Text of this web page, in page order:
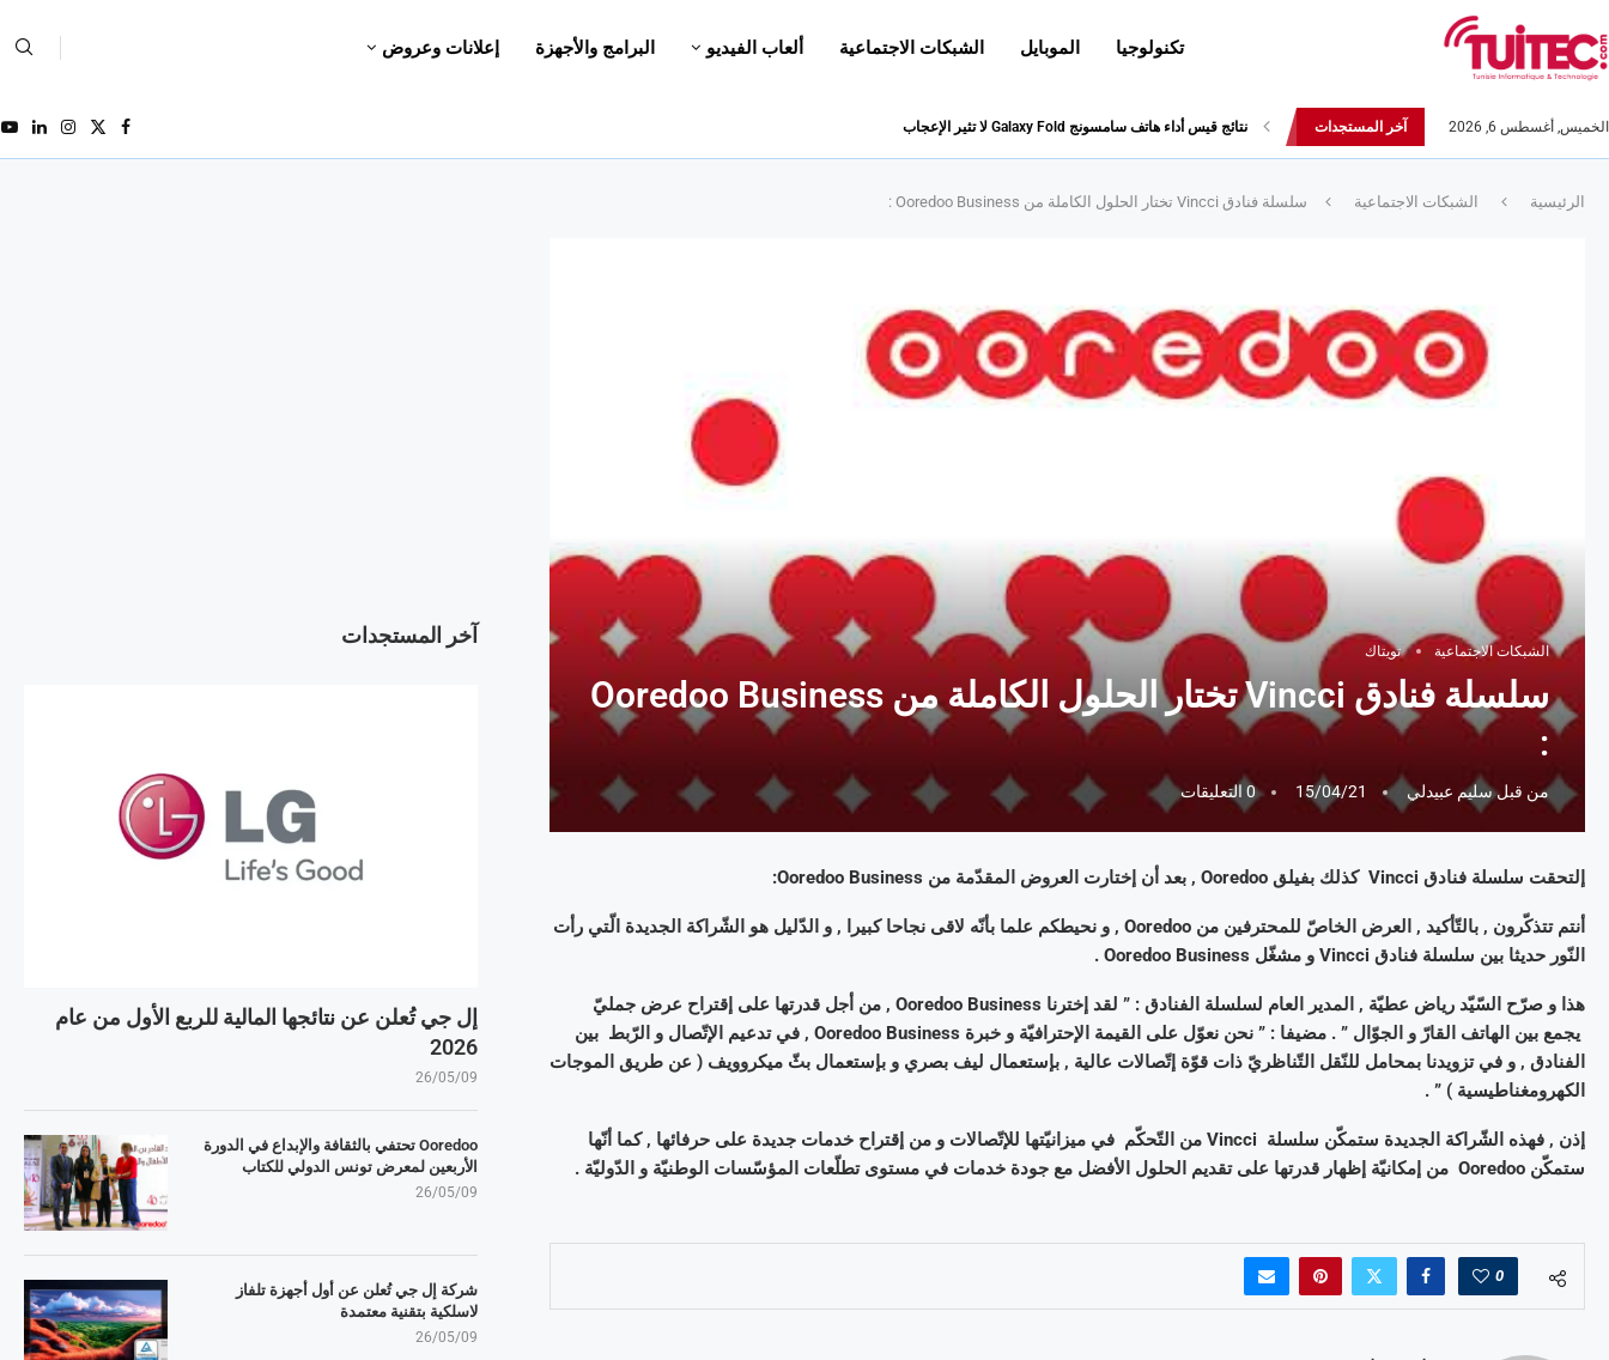
تكنولوجيا الموبايل الشبكات الاجتماعية ألعاب الفيديو البرامج والأجهزة إعلانات وعروض
الخميس, أغسطس 6, 2026 آخر المستجدات نتائج قيس أداء هاتف سامسونج Galaxy Fold لا تثير الإعجاب
الرئيسية الشبكات الاجتماعية سلسلة فنادق Vincci تختار الحلول الكاملة من Ooredoo Business :
الشبكات الاجتماعية تويتاك
سلسلة فنادق Vincci تختار الحلول الكاملة من Ooredoo Business
:
من قبلسليم عبيدلي 15/04/21 0 التعليقات
إلتحقت سلسلة فنادق Vincci كذلك بفيلق Ooredoo , بعد أن إختارت العروض المقدّمة من Ooredoo Business:
أنتم تتذكّرون , بالتّأكيد , العرض الخاصّ للمحترفين من Ooredoo , و نحيطكم علما بأنّه لاقى نجاحا كبيرا , و الدّليل هو الشّراكة الجديدة الّتي رأت
النّور حديثا بين سلسلة فنادق Vincci و مشغّل Ooredoo Business .
هذا و صرّح السّيّد رياض عطيّة , المدير العام لسلسلة الفنادق : ” لقد إخترنا Ooredoo Business , من أجل قدرتها على إقتراح عرض جمليّ
يجمع بين الهاتف القارّ و الجوّال ” . مضيفا : ” نحن نعوّل على القيمة الإحترافيّة و خبرة Ooredoo Business , في تدعيم الإتّصال و الرّبط بين
الفنادق , و في تزويدنا بمحامل للنّقل التّناظريّ ذات قوّة إتّصالات عالية , بإستعمال ليف بصري و بإستعمال بثّ ميكروويف ( عن طريق الموجات
الكهرومغناطيسية ) ” .
إذن , فهذه الشّراكة الجديدة ستمكّن سلسلة Vincci من التّحكّم في ميزانيّتها للإتّصالات و من إقتراح خدمات جديدة على حرفائها , كما أنّها
ستمكّن Ooredoo من إمكانيّة إظهار قدرتها على تقديم الحلول الأفضل مع جودة خدمات في مستوى تطلّعات المؤسّسات الوطنيّة و الدّوليّة .
0
آخر المستجدات
إل جي تُعلن عن نتائجها المالية للربع الأول من عام
2026
26/05/09
Ooredoo تحتفي بالثقافة والإبداع في الدورة
الأربعين لمعرض تونس الدولي للكتاب
26/05/09
شركة إل جي تُعلن عن أول أجهزة تلفاز
لاسلكية بتقنية معتمدة
26/05/09